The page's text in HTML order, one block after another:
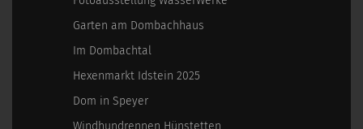
Garten am Dombachhaus
Im Dombachtal
Hexenmarkt Idstein 2025
Dom in Speyer
Windhundrennen Hünstetten